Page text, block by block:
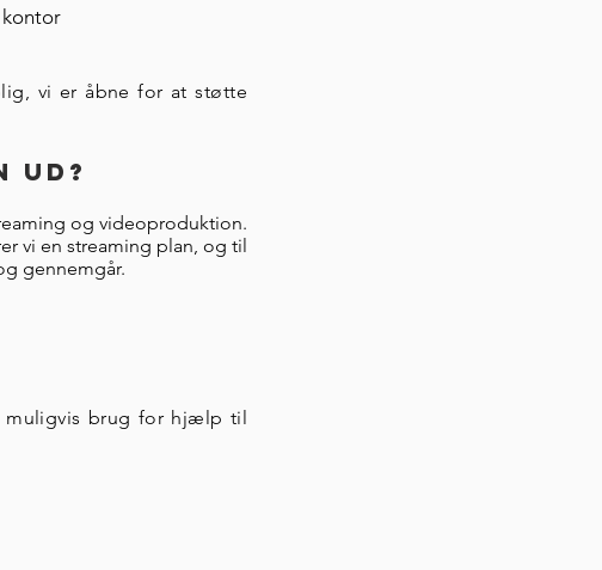
vi er åbne for at støtte
ud?
og videoproduktion.
vi en streaming plan, og til
gennemgår.
muligvis brug for hjælp til
kontor